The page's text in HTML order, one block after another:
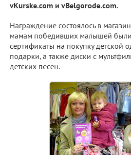
vKurske.com и vBelgorode.com.
Награждение состоялось в
мамам победивших малышей
сертификаты на покупку детской
подарки, а также диски с
детских песен.